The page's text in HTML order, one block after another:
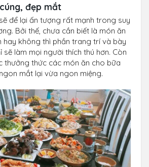
đẹp mắt
để lại ấn tượng rất mạnh trong suy
Bởi thế, chưa cần biết là món ăn
hay không thì phần trang trí và bày
sẽ làm mọi người thích thú hơn. Còn
thưởng thức các món ăn cho bữa
mắt lại vừa ngon miệng.